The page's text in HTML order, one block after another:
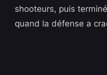
shooteurs, puis
quand la défense a